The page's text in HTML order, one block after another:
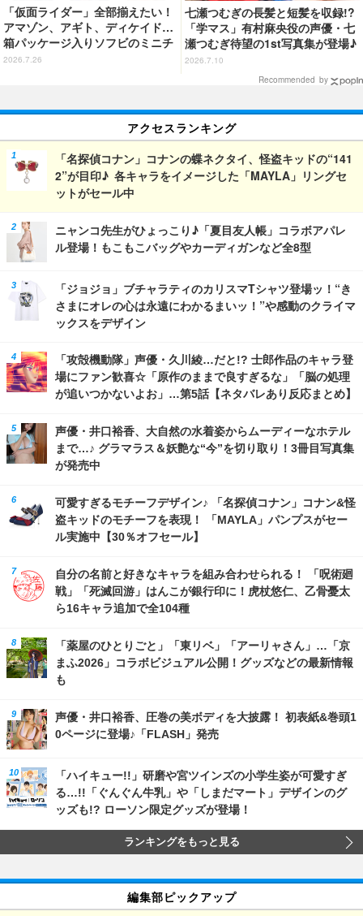
「仮面ライダー」全部揃えたい！
アマゾン、アギト、ディケイド…
箱パッケージ入りソフビのミニチ
ュアが登場
2026.7.26
七瀬つむぎの長髪と短髪を収録!?
「学マス」有村麻央役の声優・七
瀬つむぎ待望の1st写真集が登場♪
10月30日に発売
2026.7.10
Recommended by
アクセスランキング
「名探偵コナン」コナンの蝶ネクタイ、怪盗キッドの“141
2”が目印♪ 各キャラをイメージした「MAYLA」リングセ
ットがセール中
ニャンコ先生がひょっこり♪「夏目友人帳」コラボアパレ
ル登場！もこもこバッグやカーディガンなど全8型
「ジョジョ」ブチャラティのカリスマTシャツ登場ッ！“き
さまにオレの心は永遠にわかるまいッ！”や感動のクライマ
ックスをデザイン
「攻殻機動隊」声優・久川綾…だと!? 士郎作品のキャラ登
場にファン歓喜☆「原作のままで良すぎるな」「脳の処理
が追いつかないよお」…第5話【ネタバレあり反応まとめ】
声優・井口裕香、大自然の水着姿からムーディーなホテル
まで…♪ グラマラス＆妖艶な“今”を切り取り！3冊目写真集
が発売中
可愛すぎるモチーフデザイン♪ 「名探偵コナン」コナン&怪
盗キッドのモチーフを表現！ 「MAYLA」パンプスがセー
ル実施中【30％オフセール】
自分の名前と好きなキャラを組み合わせられる！ 「呪術廻
戦」「死滅回游」はんこが銀行印に！虎杖悠仁、乙骨憂太
ら16キャラ追加で全104種
「薬屋のひとりごと」「東リベ」「アーリャさん」…「京
まふ2026」コラボビジュアル公開！グッズなどの最新情報
も
声優・井口裕香、圧巻の美ボディを大披露！ 初表紙&巻頭1
0ページに登場♪「FLASH」発売
「ハイキュー!!」研磨や宮ツインズの小学生姿が可愛すぎ
る…!!「ぐんぐん牛乳」や「しまだマート」デザインのグ
ッズも!? ローソン限定グッズが登場！
ランキングをもっと見る
編集部ピックアップ